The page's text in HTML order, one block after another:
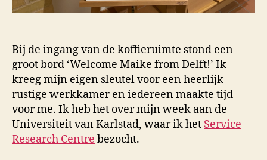
Bij de ingang van de koffieruimte stond een
groot bord ‘Welcome Maike from Delft!’ Ik
kreeg mijn eigen sleutel voor een heerlijk
rustige werkkamer en iedereen maakte tijd
voor me. Ik heb het over mijn week aan de
Universiteit van Karlstad, waar ik het Service
Research Centre bezocht.